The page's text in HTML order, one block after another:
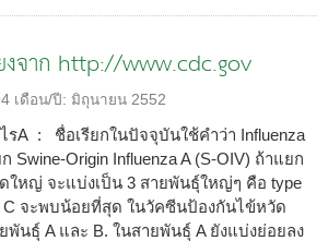
งจาก http://www.cdc.gov
เดือน/ปี: มิถุนายน 2552
A : ชื่อเรียกในปัจจุบันใช้คำว่า Influenza
Swine-Origin Influenza A (S-OIV) ถ้าแยก
ใหญ่ จะแบ่งเป็น 3 สายพันธุ์ใหญ่ๆ คือ type
C จะพบน้อยที่สุด ในวัคซีนป้องกันไข้หวัด
นธุ์ A และ B. ในสายพันธุ์ A ยังแบ่งย่อยลง